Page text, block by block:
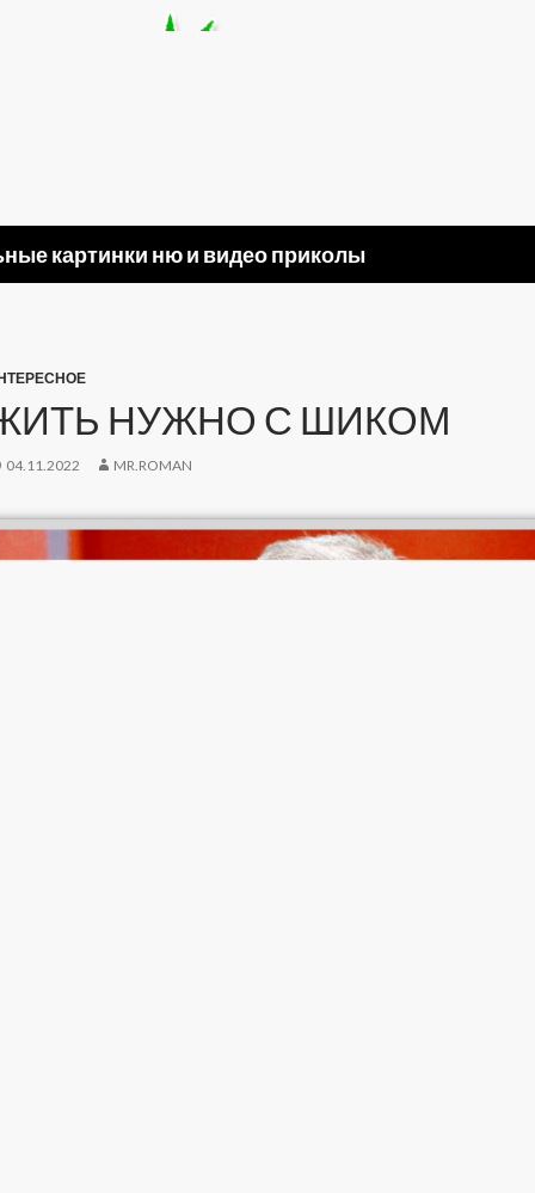
картинки ню и видео приколы
НУЖНО С ШИКОМ
04.11.2022 MR.ROMAN